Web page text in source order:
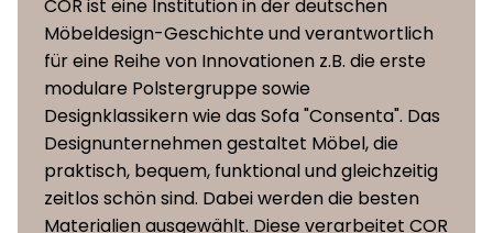
COR ist eine Institution in der deutschen
Möbeldesign-Geschichte und verantwortlich
für eine Reihe von Innovationen z.B. die erste
modulare Polstergruppe sowie
Designklassikern wie das Sofa "Consenta". Das
Designunternehmen gestaltet Möbel, die
praktisch, bequem, funktional und gleichzeitig
zeitlos schön sind. Dabei werden die besten
Materialien ausgewählt. Diese verarbeitet COR